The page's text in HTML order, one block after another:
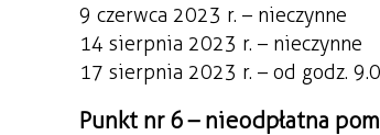
9 czerwca 2023 r. – nieczynne
14 sierpnia 2023 r. – nieczynne
17 sierpnia 2023 r. – od godz.
Punkt nr 6 – nieodpłatna